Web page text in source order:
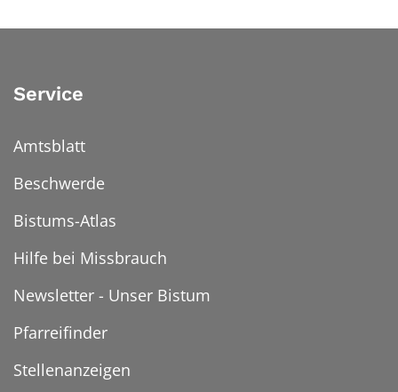
Service
Amtsblatt
Beschwerde
Bistums-Atlas
Hilfe bei Missbrauch
Newsletter - Unser Bistum
Pfarreifinder
Stellenanzeigen